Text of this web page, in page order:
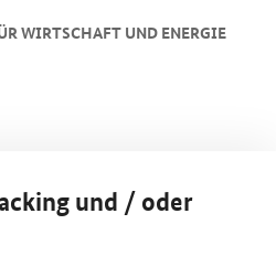
WIRTSCHAFT UND ENERGIE
und / oder